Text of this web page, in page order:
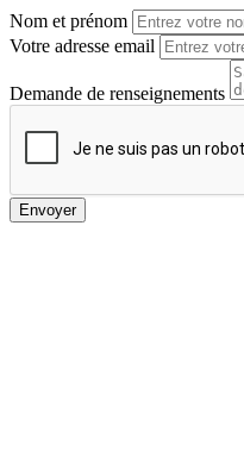
Nom et prénom
Votre adresse email
Demande de renseignements
Envoyer